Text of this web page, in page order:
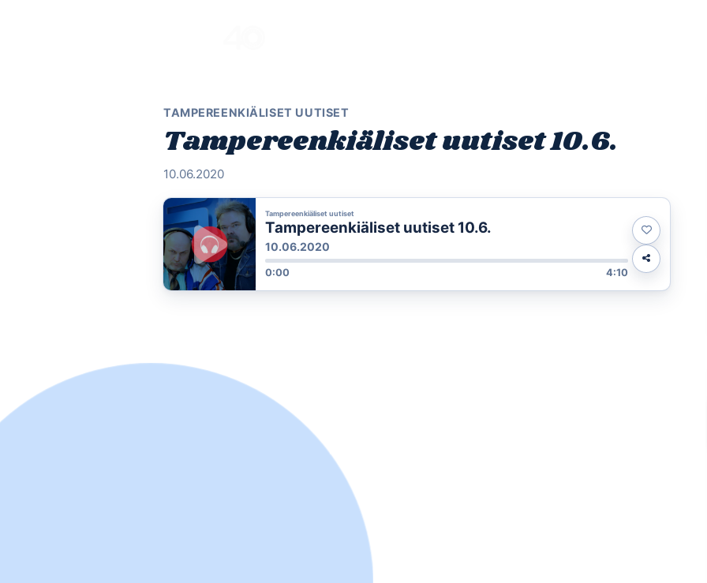
TAMPEREENKIÄLISET UUTISET
Tampereenkiäliset uutiset 10.6.
10.06.2020
Tampereenkiäliset uutiset
Tampereenkiäliset uutiset 10.6.
10.06.2020
0:00 4:10